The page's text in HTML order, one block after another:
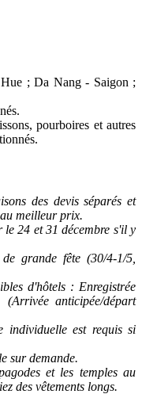
; Da Nang - Saigon ;
pourboires et autres
des devis séparés et
meilleur prix.
24 et 31 décembre s'il y
grande fête (30/4-1/5,
d'hôtels : Enregistrée
anticipée/départ
individuelle est requis si
sur demande.
et les temples au
des vêtements longs.